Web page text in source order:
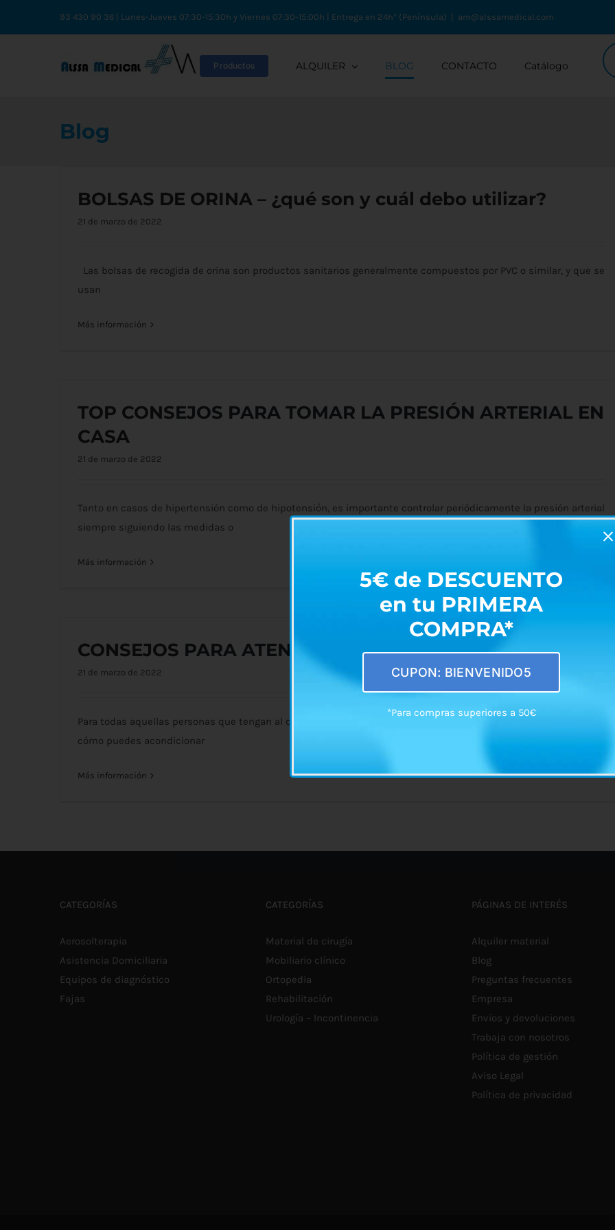
93 430 90 36 | Lunes-Jueves 07:30-15:30h y Viernes 07:30-15:00h | Entrega en 24h* (Península) am@alssamedical.com
Productos ALQUILER BLOG CONTACTO Catálogo
de
Blog
BOLSAS DE ORINA – ¿qué son y cuál debo utilizar?
21 de marzo de 2022
Las bolsas de recogida de orina son productos sanitarios generalmente compuestos por PVC o similar, y que se
usan
Más información
TOP CONSEJOS PARA TOMAR LA PRESIÓN ARTERIAL EN
CASA
21 de marzo de 2022
Tanto en casos de hipertensión como de hipotensión, es importante controlar periódicamente la presión arterial
siempre siguiendo las medidas o
Más información
CONSEJOS PARA ATENDER A UN ENFERMO EN CASA
21 de marzo de 2022
Para todas aquellas personas que tengan al cuidado un paciente en casa, os dejamos algunos consejos sobre
cómo puedes acondicionar
Más información
CATEGORÍAS
Aerosolterapia
Asistencia Domiciliaria
Equipos de diagnóstico
Fajas
CATEGORÍAS
Material de cirugía
Mobiliario clínico
Ortopedia
Rehabilitación
Urología – Incontinencia
PÁGINAS DE INTERÉS
Alquiler material
Blog
Preguntas frecuentes
Empresa
Envíos y devoluciones
Trabaja con nosotros
Política de gestión
Aviso Legal
Política de privacidad
5€ de DESCUENTO
en tu PRIMERA
COMPRA*
CUPON: BIENVENIDO5
*Para compras superiores a 50€